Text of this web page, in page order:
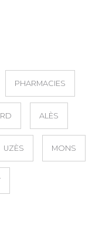
PHARMACIES
ALÈS
UZÈS MONS